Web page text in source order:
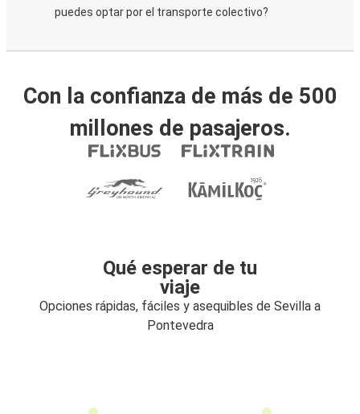
puedes optar por el transporte colectivo?
Con la confianza de más de 500
millones de pasajeros.
Qué esperar de tu
viaje
Opciones rápidas, fáciles y asequibles de Sevilla a
Pontevedra